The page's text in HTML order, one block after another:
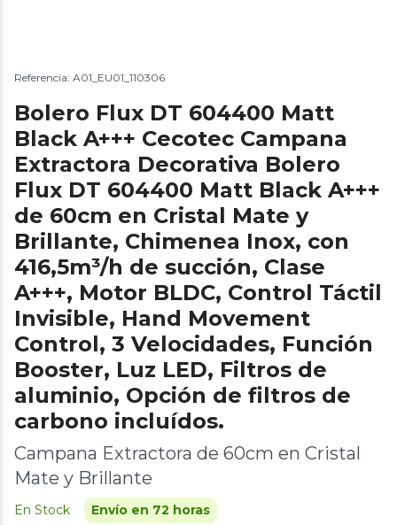
Referencia: A01_EU01_110306
Bolero Flux DT 604400 Matt
Black A+++ Cecotec Campana
Extractora Decorativa Bolero
Flux DT 604400 Matt Black A+++
de 60cm en Cristal Mate y
Brillante, Chimenea Inox, con
416,5m³/h de succión, Clase
A+++, Motor BLDC, Control Táctil
Invisible, Hand Movement
Control, 3 Velocidades, Función
Booster, Luz LED, Filtros de
aluminio, Opción de filtros de
carbono incluídos.
Campana Extractora de 60cm en Cristal
Mate y Brillante
En Stock Envío en 72 horas